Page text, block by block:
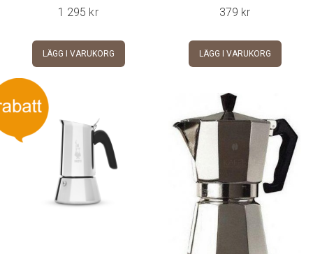
1 295 kr
LÄGG I VARUKORG
379 kr
LÄGG I VARUKORG